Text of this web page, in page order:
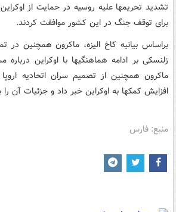
تشدید تحریمها علیه روسیه در حمایت از اوکراین
برای توقف جنگ در این کشور موافقت کردند.
براساس بیانیه کاخ الیزه، ماکرون همچنین در
زلنسکی بر ادامه هماهنگیها با اوکراین
ماکرون همچنین از تصمیم سران اتحادیه
افزایش کمکها به اوکراین خبر داد و جزئیات آن
منبع: فارس